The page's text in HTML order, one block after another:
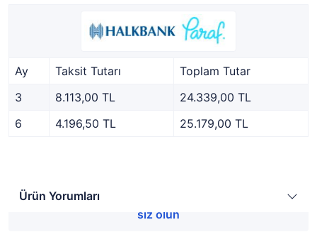
Ay Taksit Tutarı
Toplam Tutar
3
8.113,00 TL
24.339,00 TL
6
4.196,50 TL 25.179,00 TL
Ürün Yorumları
Bu ürüne henüz yorum yapılmamış.
İlk yorum yapan
siz olun